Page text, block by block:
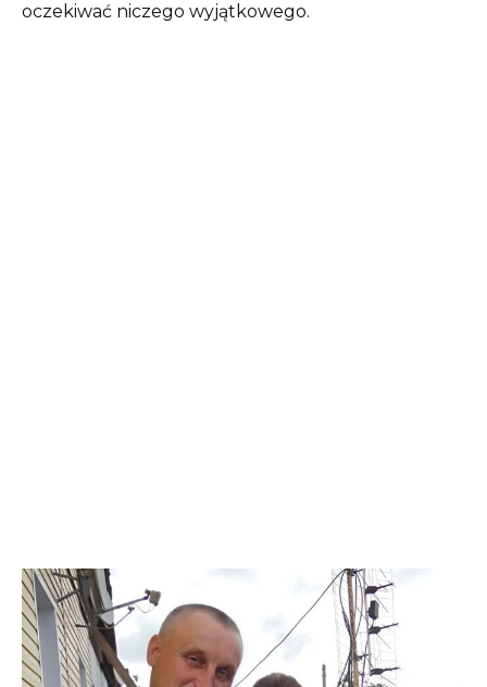
oczekiwać niczego wyjątkowego.